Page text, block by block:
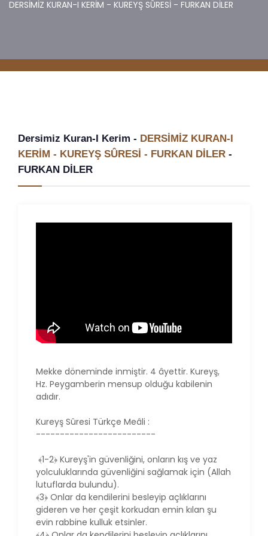
DERSİMİZ KURAN-I KERİM - KUREYŞ SÛRESİ - FURKAN DİLER
Dersimiz Kuran-I Kerim - DERSİMİZ KURAN-I
KERİM - KUREYŞ SÛRESİ - FURKAN DİLER -
FURKAN DİLER
Mekke döneminde inmiştir. 4 âyettir. Kureyş,
Hz. Peygamberin mensup olduğu kabilenin
adıdır.
Kureyş Sûresi Türkçe Meâli :
-------------------------
﴾1-2﴿ Kureyş'in güvenliğini, onların kış ve yaz
yolculuklarında güvenliğini sağlamak için (Allah
lutuflarda bulundu).
﴾3﴿ Onlar da kendilerini besleyip açlıklarını
gideren ve her çeşit korkudan emin kılan şu
evin rabbine kulluk etsinler.